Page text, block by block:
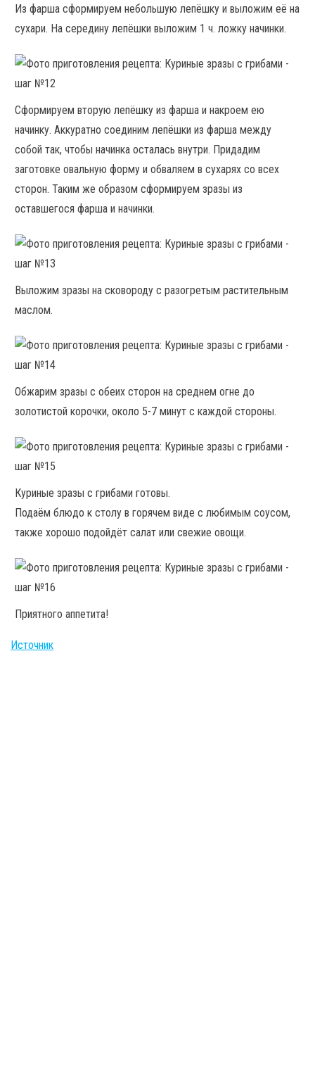
Из фарша сформируем небольшую лепёшку и выложим её на
сухари. На середину лепёшки выложим 1 ч. ложку начинки.
Сформируем вторую лепёшку из фарша и накроем ею
начинку. Аккуратно соединим лепёшки из фарша между
собой так, чтобы начинка осталась внутри. Придадим
заготовке овальную форму и обваляем в сухарях со всех
сторон. Таким же образом сформируем зразы из
оставшегося фарша и начинки.
Выложим зразы на сковороду с разогретым растительным
маслом.
Обжарим зразы с обеих сторон на среднем огне до
золотистой корочки, около 5-7 минут с каждой стороны.
Куриные зразы с грибами готовы.
Подаём блюдо к столу в горячем виде с любимым соусом,
также хорошо подойдёт салат или свежие овощи.
Приятного аппетита!
Источник